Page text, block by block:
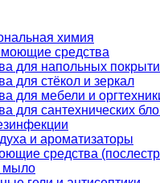
химия
средства
для напольных
для стёкол и зеркал
для мебели и
для сантехнических
и ароматизаторы
средства
мыло